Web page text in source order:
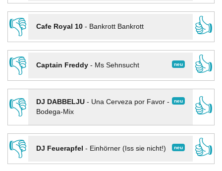
👎
Cafe Royal 10- Bankrott Bankrott
👍
👎
neu
Captain Freddy- Ms Sehnsucht
👍
👎
neu
DJ DABBELJU- Una Cerveza por Favor -
Bodega-Mix
👍
👎
neu
DJ Feuerapfel - Einhörner (Iss sie nicht!)
👍